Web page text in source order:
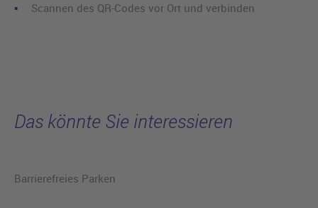
Scannen des QR-Codes vor Ort und verbinden
Das könnte Sie interessieren
Barrierefreies Parken